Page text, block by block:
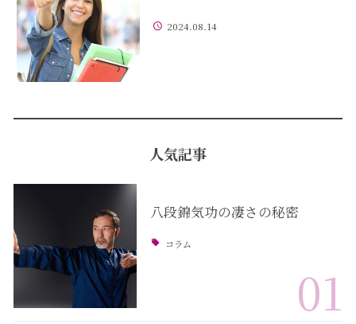
2024.08.14
人気記事
八段錦気功の凄さの秘密
コラム
01